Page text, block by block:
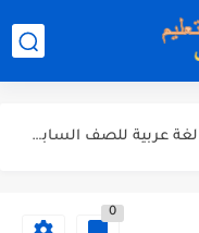
نموذج إجابة اختبار اللغة الانجليزية للصف الحادي عشر الفترة اثانية...
0